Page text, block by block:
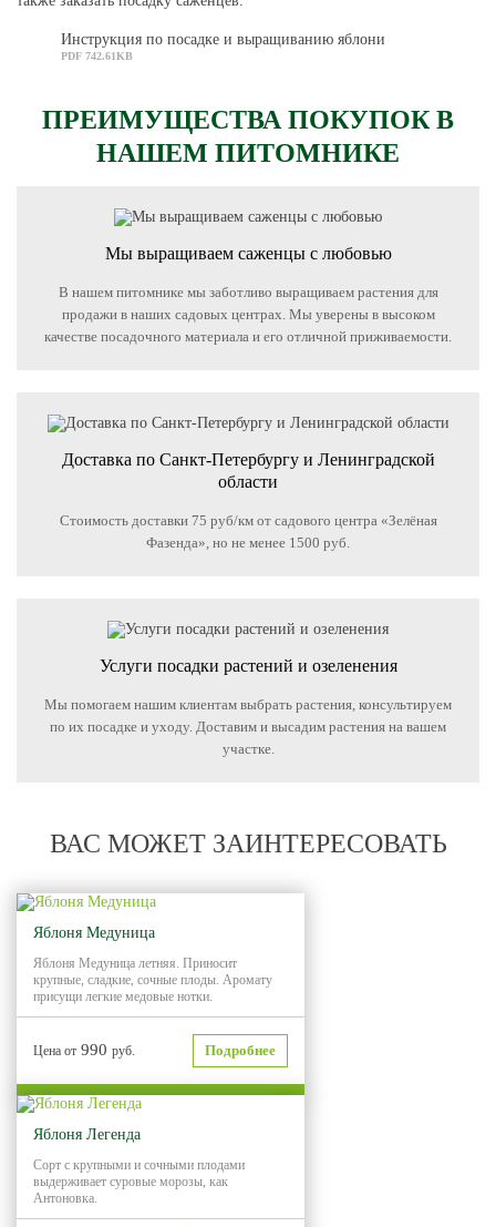
Инструкция по посадке и выращиванию яблони
PDF 742.61KB
ПРЕИМУЩЕСТВА ПОКУПОК В
НАШЕМ ПИТОМНИКЕ
Мы выращиваем саженцы с любовью
В нашем питомнике мы заботливо выращиваем растения для
продажи в наших садовых центрах. Мы уверены в высоком
качестве посадочного материала и его отличной приживаемости.
Доставка по Санкт-Петербургу и Ленинградской
области
Стоимость доставки 75 руб/км от садового центра «Зелёная
Фазенда», но не менее 1500 руб.
Услуги посадки растений и озеленения
Мы помогаем нашим клиентам выбрать растения, консультируем
по их посадке и уходу. Доставим и высадим растения на вашем
участке.
ВАС МОЖЕТ ЗАИНТЕРЕСОВАТЬ
Яблоня Медуница
Яблоня Медуница летняя. Приносит
крупные, сладкие, сочные плоды. Аромату
присущи легкие медовые нотки.
Цена от 990 руб. Подробнее
Яблоня Легенда
Сорт с крупными и сочными плодами
выдерживает суровые морозы, как
Антоновка.